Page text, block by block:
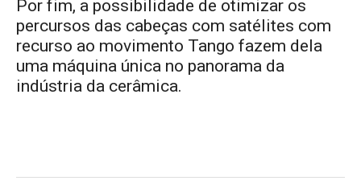
Por fim, a possibilidade de otimizar os
percursos das cabeças com satélites com
recurso ao movimento Tango fazem dela
uma máquina única no panorama da
indústria da cerâmica.